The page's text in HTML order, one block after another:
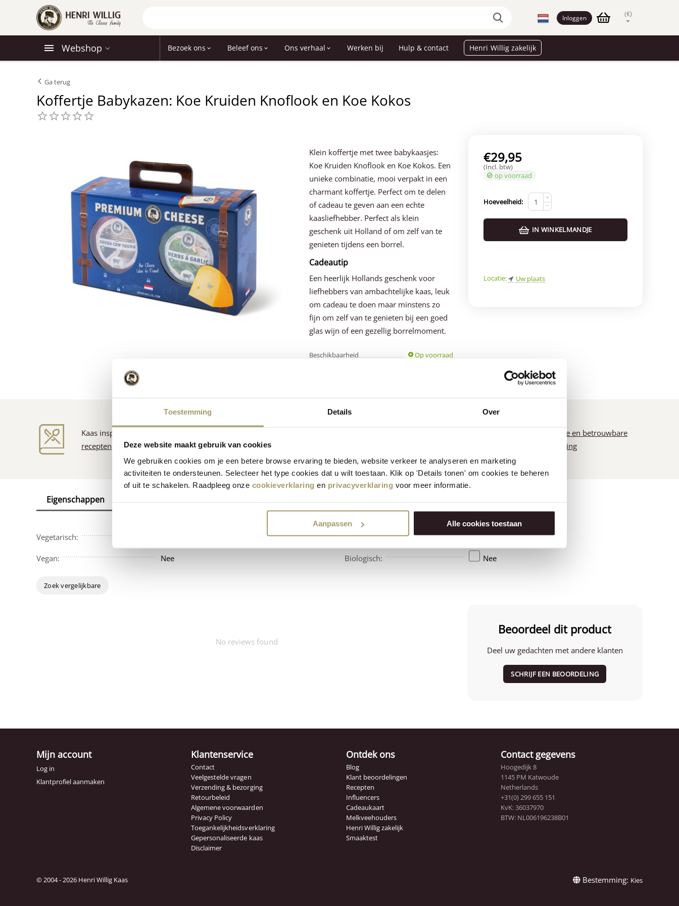
Toestemming Details Over
Deze website maakt gebruik van cookies
We gebruiken cookies om je een betere browse ervaring te bieden, website verkeer te analyseren en marketing
activiteiten te ondersteunen. Selecteer het type cookies dat u wilt toestaan. Klik op 'Details tonen' om cookies te beheren
of uit te schakelen. Raadpleeg onze cookieverklaring en privacyverklaring voor meer informatie.
Aanpassen Alle cookies toestaan
Inloggen (€)
Webshop Bezoek ons Beleef ons Ons verhaal Werken bij Hulp & contact Henri Willig zakelijk
Ga terug
Koffertje Babykazen: Koe Kruiden Knoflook en Koe Kokos
Klein koffertje met twee babykaasjes:
Koe Kruiden Knoflook en Koe Kokos. Een
unieke combinatie, mooi verpakt in een
charmant koffertje. Perfect om te delen
of cadeau te geven aan een echte
kaasliefhebber. Perfect als klein
geschenk uit Holland of om zelf van te
genieten tijdens een borrel.
Cadeautip
Een heerlijk Hollands geschenk voor
liefhebbers van ambachtelijke kaas, leuk
om cadeau te doen maar minstens zo
fijn om zelf van te genieten bij een goed
glas wijn of een gezellig borrelmoment.
Beschikbaarheid
Op voorraad
€29,95
(Incl. btw)
op voorraad
Hoeveelheid:
+
−
IN WINKELMANDJE
Locatie: Uw plaats
Kaas inspiratie
recepten
Hollandsekaas
Snelle en betrouwbare
levering
Eigenschappen
Vegetarisch:
Vegan: Nee
Beschikbaarheid: Amerika
Biologisch: Nee
Zoek vergelijkbare
No reviews found
Beoordeel dit product
Deel uw gedachten met andere klanten
SCHRIJF EEN BEOORDELING
Mijn account
Log in
Klantprofiel aanmaken
Klantenservice
Contact
Veelgestelde vragen
Verzending & bezorging
Retourbeleid
Algemene voorwaarden
Privacy Policy
Toegankelijkheidsverklaring
Gepersonaliseerde kaas
Disclaimer
Ontdek ons
Blog
Klant beoordelingen
Recepten
Influencers
Cadeaukaart
Melkveehouders
Henri Willig zakelijk
Smaaktest
Contact gegevens
Hoogedijk 8
1145 PM Katwoude
Netherlands
+31(0) 299 655 151
KvK: 36037970
BTW: NL006196238B01
© 2004 - 2026 Henri Willig Kaas Bestemming: Kies